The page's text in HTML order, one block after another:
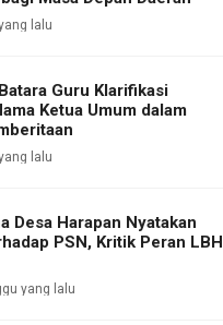
lalu
Guru Klarifikasi
Ketua Umum dalam
lalu
Desa Harapan Nyatakan
PSN, Kritik Peran LBH
yang lalu